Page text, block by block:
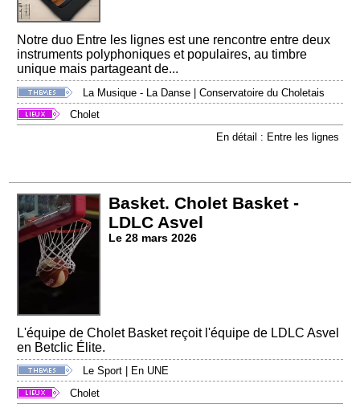
Notre duo Entre les lignes est une rencontre entre deux
instruments polyphoniques et populaires, au timbre
unique mais partageant de...
La Musique - La Danse |Conservatoire du Choletais
Cholet
En détail : Entre les lignes
Basket. Cholet Basket -
LDLC Asvel
Le 28 mars 2026
L'équipe de Cholet Basket reçoit l'équipe de LDLC Asvel
en Betclic Élite.
Le Sport
En UNE
Cholet